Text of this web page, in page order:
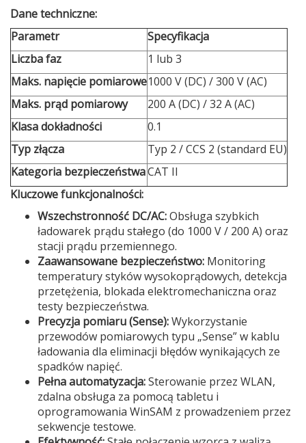
Dane techniczne:
Parametr
Specyfikacja
Liczba faz
1 lub 3
Maks. napięcie pomiarowe1000 V (DC) / 300 V (AC)
Maks. prąd pomiarowy
200 A (DC) / 32 A (AC)
Klasa dokładności
0.1
Typ złącza
Typ 2 / CCS 2 (standard EU)
Kategoria bezpieczeństwaCAT II
Kluczowe funkcjonalności:
Wszechstronność DC/AC:Obsługa szybkich
ładowarek prądu stałego (do 1000 V / 200 A) oraz
stacji prądu przemiennego.
Zaawansowane bezpieczeństwo: Monitoring
temperatury styków wysokoprądowych, detekcja
przetężenia, blokada elektromechaniczna oraz
testy bezpieczeństwa.
Precyzja pomiaru (Sense):Wykorzystanie
przewodów pomiarowych typu „Sense” w kablu
ładowania dla eliminacji błędów wynikających ze
spadków napięć.
Pełna automatyzacja:Sterowanie przez WLAN,
zdalna obsługa za pomocą tabletu i
oprogramowania WinSAM z prowadzeniem przez
sekwencje testowe.